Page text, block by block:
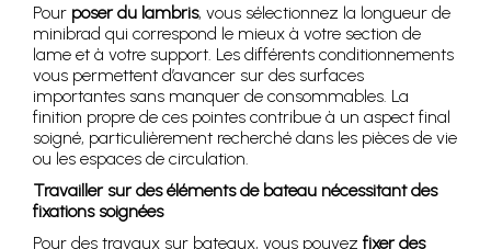
Pour poser du lambris, vous sélectionnez la longueur de
minibrad qui correspond le mieux à votre section de
lame et à votre support. Les différents conditionnements
vous permettent d’avancer sur des surfaces
importantes sans manquer de consommables. La
finition propre de ces pointes contribue à un aspect final
soigné, particulièrement recherché dans les pièces de vie
ou les espaces de circulation.
Travailler sur des éléments de bateau nécessitant des
fixations soignées
Pour des travaux sur bateaux, vous pouvez fixer des